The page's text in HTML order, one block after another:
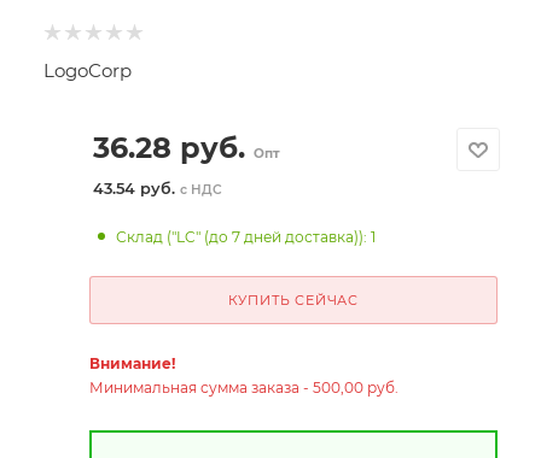
LogoCorp
36.28 руб. Опт
43.54 руб. с НДС
Склад ("LC" (до 7 дней доставка)): 1
КУПИТЬ СЕЙЧАС
Внимание!
Минимальная сумма заказа - 500,00 руб.